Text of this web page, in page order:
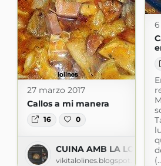
27 marzo 2017
Callos a mi manera
16 0
CUINA AMB LA LOLINES
vikitalolines.blogspot.com